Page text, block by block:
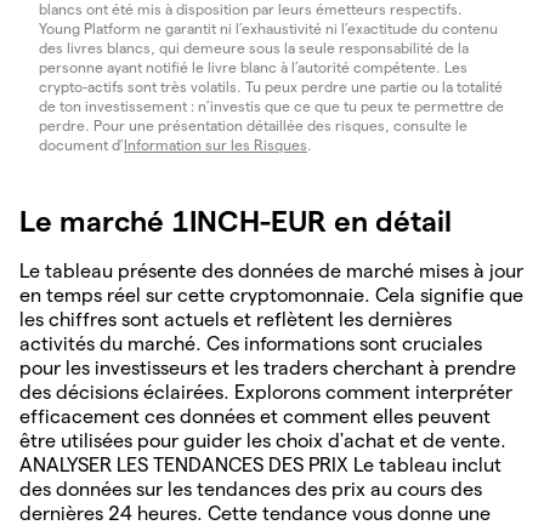
blancs ont été mis à disposition par leurs émetteurs respectifs.
Young Platform ne garantit ni l’exhaustivité ni l’exactitude du contenu
des livres blancs, qui demeure sous la seule responsabilité de la
personne ayant notifié le livre blanc à l’autorité compétente. Les
crypto-actifs sont très volatils. Tu peux perdre une partie ou la totalité
de ton investissement : n’investis que ce que tu peux te permettre de
perdre. Pour une présentation détaillée des risques, consulte le
document d’Information sur les Risques.
Le marché 1INCH-EUR en détail
Le tableau présente des données de marché mises à jour
en temps réel sur cette cryptomonnaie. Cela signifie que
les chiffres sont actuels et reflètent les dernières
activités du marché. Ces informations sont cruciales
pour les investisseurs et les traders cherchant à prendre
des décisions éclairées. Explorons comment interpréter
efficacement ces données et comment elles peuvent
être utilisées pour guider les choix d'achat et de vente.
ANALYSER LES TENDANCES DES PRIX Le tableau inclut
des données sur les tendances des prix au cours des
dernières 24 heures. Cette tendance vous donne une